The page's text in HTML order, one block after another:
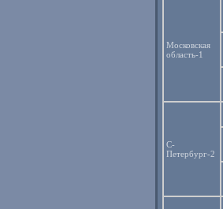
Московская
область-1
С-
Петербург-2